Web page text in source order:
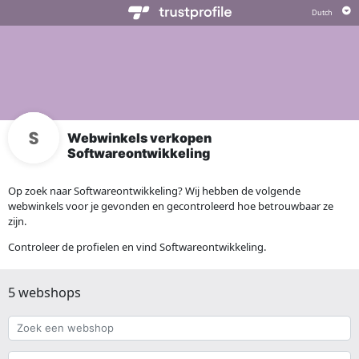
Webwinkels verkopen
Softwareontwikkeling
Op zoek naar Softwareontwikkeling? Wij hebben de volgende
webwinkels voor je gevonden en gecontroleerd hoe betrouwbaar ze
zijn.
Controleer de profielen en vind Softwareontwikkeling.
5 webshops
Zoek
een
webshop